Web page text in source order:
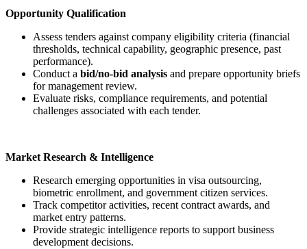
Opportunity Qualification
Assess tenders against company eligibility criteria (financial
thresholds, technical capability, geographic presence, past
performance).
Conduct a bid/no-bid analysis and prepare opportunity briefs
for management review.
Evaluate risks, compliance requirements, and potential
challenges associated with each tender.
Market Research & Intelligence
Research emerging opportunities in visa outsourcing,
biometric enrollment, and government citizen services.
Track competitor activities, recent contract awards, and
market entry patterns.
Provide strategic intelligence reports to support business
development decisions.